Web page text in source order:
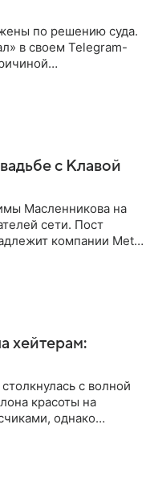
по решению суда.
в своем Telegram-
с Клавой
Масленникова на
сети. Пост
компании Meta,
хейтерам:
с волной
красоты на
однако